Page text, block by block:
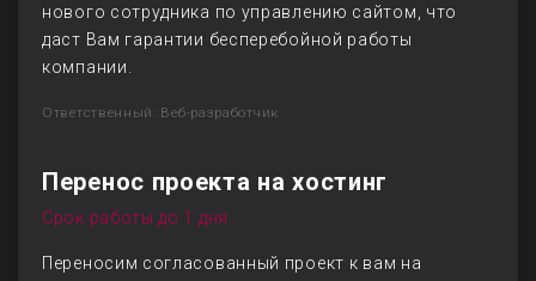
нового сотрудника по управлению сайтом, что
даст Вам гарантии бесперебойной работы
компании.
Ответственный: Веб-разработчик
Перенос проекта на хостинг
Срок работы до 1 дня
Переносим согласованный проект к вам на